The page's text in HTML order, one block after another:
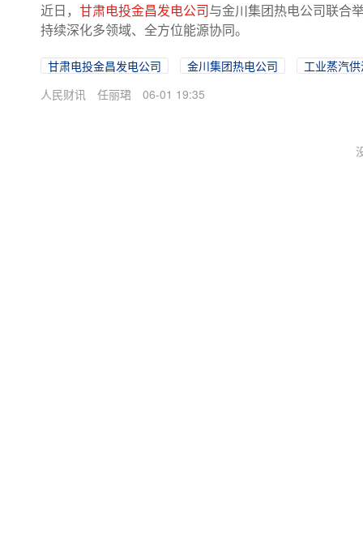
近日， 甘肃电投金昌发电公司与金川集团热电公司联合
持续深化多领域、全方位能源协同。
甘肃电投金昌发电公司 金川集团热电公司
工业蒸汽
人民财讯
任丽珺 06-01 19:35